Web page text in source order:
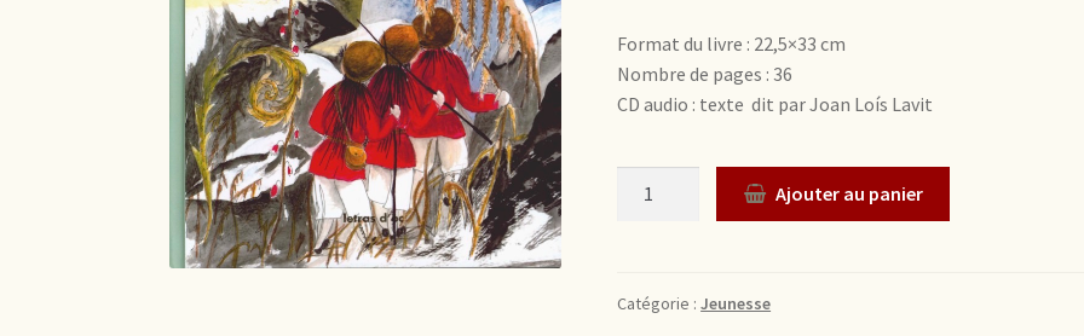
Format du livre : 22,5×33 cm
Nombre de pages : 36
CD audio : texte dit par Joan Loís Lavit
Ajouter au panier
Catégorie :Jeunesse